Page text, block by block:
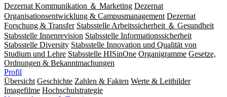
Dezernat Kommunikation ＆ Marketing Dezernat
Organisationsentwicklung & Campusmanagement Dezernat
Forschung & Transfer Stabsstelle Arbeitssicherheit ＆ Gesundheit
Stabsstelle Innenrevision Stabsstelle In­for­ma­ti­ons­sicher­heit
Stabsstelle Diversity Stabsstelle Innovation und Qualität von
Studium und Lehre Stabsstelle HISinOne Organigramme Gesetze,
Ordnungen & Bekanntmachungen
Profil
Übersicht Geschichte Zahlen & Fakten Werte & Leitbilder
Imagefilme Hochschulstrategie